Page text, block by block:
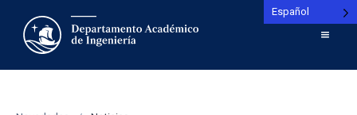
Español